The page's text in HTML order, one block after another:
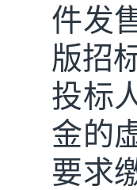
件发
版招
投标
金的
要求